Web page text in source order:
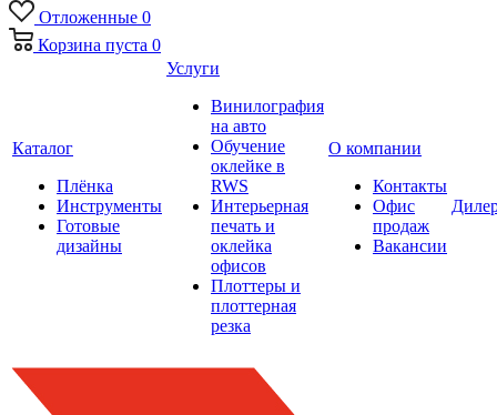
Отложенные 0
Корзина пуста 0
Каталог
Плёнка
Инструменты
Готовые
дизайны
Услуги
Винилография
на авто
Обучение
оклейке в
RWS
Интерьерная
печать и
оклейка
офисов
Плоттеры и
плоттерная
резка
О компании
Контакты
Офис
продаж
Вакансии